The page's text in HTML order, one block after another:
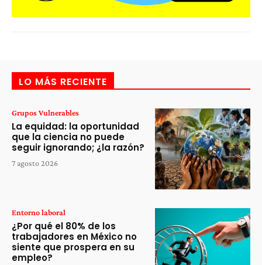
LO MÁS RECIENTE
Grupos Vulnerables
La equidad: la oportunidad
que la ciencia no puede
seguir ignorando; ¿la razón?
7 agosto 2026
Entorno laboral
¿Por qué el 80% de los
trabajadores en México no
siente que prospera en su
empleo?